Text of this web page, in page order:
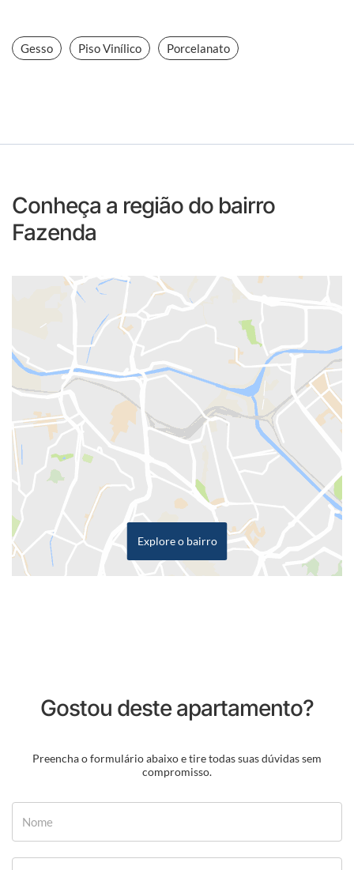
Gesso Piso Vinílico Porcelanato
Conheça a região do bairro
Fazenda
Explore o bairro
Gostou deste apartamento?
Preencha o formulário abaixo e tire todas suas dúvidas sem
compromisso.